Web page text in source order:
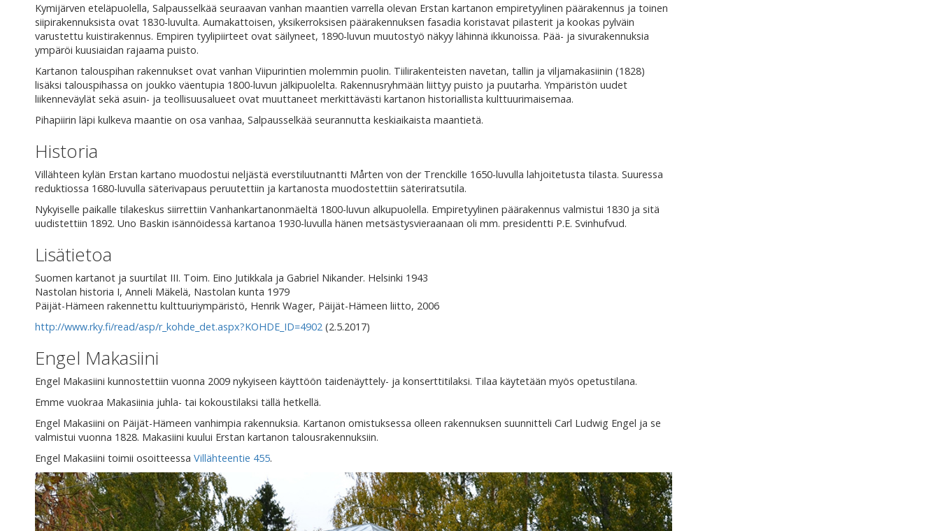
Kymijärven eteläpuolella, Salpausselkää seuraavan vanhan maantien varrella olevan Erstan kartanon empiretyylinen päärakennus ja toinen
siipirakennuksista ovat 1830-luvulta. Aumakattoisen, yksikerroksisen päärakennuksen fasadia koristavat pilasterit ja kookas pylväin
varustettu kuistirakennus. Empiren tyylipiirteet ovat säilyneet, 1890-luvun muutostyö näkyy lähinnä ikkunoissa. Pää- ja sivurakennuksia
ympäröi kuusiaidan rajaama puisto.
Kartanon talouspihan rakennukset ovat vanhan Viipurintien molemmin puolin. Tiilirakenteisten navetan, tallin ja viljamakasiinin (1828)
lisäksi talouspihassa on joukko väentupia 1800-luvun jälkipuolelta. Rakennusryhmään liittyy puisto ja puutarha. Ympäristön uudet
liikenneväylät sekä asuin- ja teollisuusalueet ovat muuttaneet merkittävästi kartanon historiallista kulttuurimaisemaa.
Pihapiirin läpi kulkeva maantie on osa vanhaa, Salpausselkää seurannutta keskiaikaista maantietä.
Historia
Villähteen kylän Erstan kartano muodostui neljästä everstiluutnantti Mårten von der Trenckille 1650-luvulla lahjoitetusta tilasta. Suuressa
reduktiossa 1680-luvulla säterivapaus peruutettiin ja kartanosta muodostettiin säteriratsutila.
Nykyiselle paikalle tilakeskus siirrettiin Vanhankartanonmäeltä 1800-luvun alkupuolella. Empiretyylinen päärakennus valmistui 1830 ja sitä
uudistettiin 1892. Uno Baskin isännöidessä kartanoa 1930-luvulla hänen metsästysvieraanaan oli mm. presidentti P.E. Svinhufvud.
Lisätietoa
Suomen kartanot ja suurtilat III. Toim. Eino Jutikkala ja Gabriel Nikander. Helsinki 1943
Nastolan historia I, Anneli Mäkelä, Nastolan kunta 1979
Päijät-Hämeen rakennettu kulttuuriympäristö, Henrik Wager, Päijät-Hämeen liitto, 2006
http://www.rky.fi/read/asp/r_kohde_det.aspx?KOHDE_ID=4902 (2.5.2017)
Engel Makasiini
Engel Makasiini kunnostettiin vuonna 2009 nykyiseen käyttöön taidenäyttely- ja konserttitilaksi. Tilaa käytetään myös opetustilana.
Emme vuokraa Makasiinia juhla- tai kokoustilaksi tällä hetkellä.
Engel Makasiini on Päijät-Hämeen vanhimpia rakennuksia. Kartanon omistuksessa olleen rakennuksen suunnitteli Carl Ludwig Engel ja se
valmistui vuonna 1828. Makasiini kuului Erstan kartanon talousrakennuksiin.
Engel Makasiini toimii osoitteessa Villähteentie 455.